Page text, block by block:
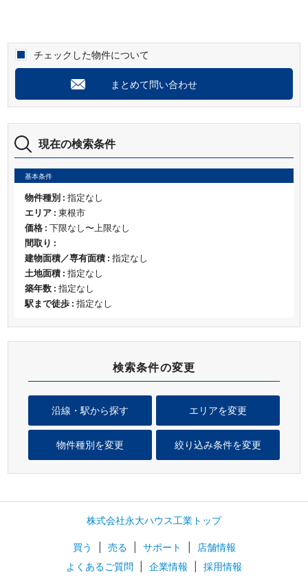
検索条件の変更
エリアを変更
沿線・駅から探す
物件種別を変更 絞り込み条件を変更
現在の検索条件
基本条件
物件種別 : 指定なし
エリア : 東根市
価格 : 下限なし〜上限なし
間取り :
建物面積／専有面積 : 指定なし
土地面積 : 指定なし
築年数 : 指定なし
駅まで徒歩 : 指定なし
チェックした物件について
まとめて問い合わせ
株式会社永大ハウス工業トップ
買う 売る サポート
店舗情報
よくあるご質問
企業情報 採用情報